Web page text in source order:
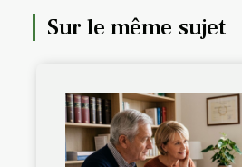
Sur le même sujet